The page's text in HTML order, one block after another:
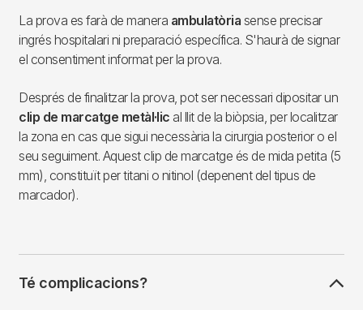
La prova es farà de manera ambulatòria sense precisar
ingrés hospitalari ni preparació específica. S'haurà de signar
el consentiment informat per la prova.
Després de finalitzar la prova, pot ser necessari dipositar un
clip de marcatge metàl·lic al llit de la biòpsia, per localitzar
la zona en cas que sigui necessària la cirurgia posterior o el
seu seguiment. Aquest clip de marcatge és de mida petita (5
mm), constituït per titani o nitinol (depenent del tipus de
marcador).
Té complicacions?